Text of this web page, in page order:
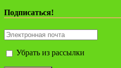
Подписаться!
Убрать из рассылки